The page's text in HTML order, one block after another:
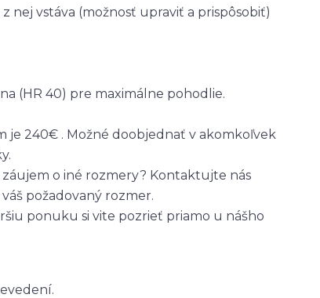
nej vstáva (možnosť upraviť a prispôsobiť)
(HR 40) pre maximálne pohodlie.
240€ . Možné doobjednať v akomkoľvek
záujem o iné rozmery? Kontaktujte nás
požadovaný rozmer.
ponuku si vite pozrieť priamo u nášho